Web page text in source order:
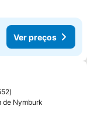
Ver preços
favoritos
de Nymburk